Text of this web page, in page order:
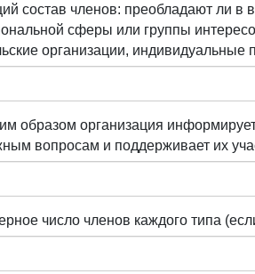
состав членов: преобладают ли в
сферы или группы
организации, индивидуальные
образом организация
вопросам и поддерживает их
число членов каждого типа